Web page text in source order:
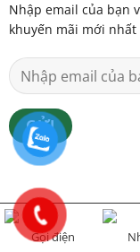
Nhập email của bạn
khuyến mãi mới
Gọi điện